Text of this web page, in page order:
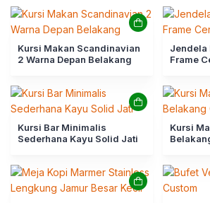
Kursi Makan Scandinavian
2 Warna Depan Belakang
Jendela
Frame
Kursi Bar Minimalis
Sederhana Kayu Solid Jati
Kursi